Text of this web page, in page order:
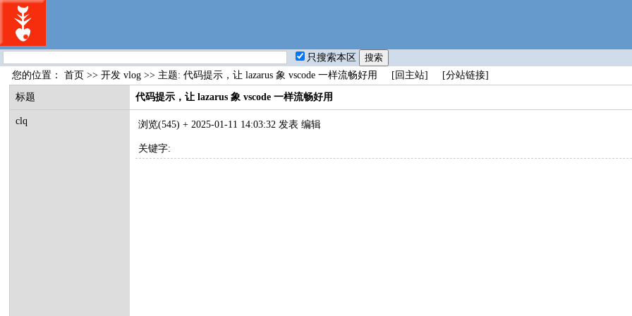
只搜索本区
您的位置：首页 >>开发 vlog >> 主题: 代码提示，让 lazarus 象 vscode 一样流畅好用 [回主站] [分站链接]
标题 代码提示，让 lazarus 象 vscode 一样流畅好用
clq 浏览(545) +2025-01-11 14:03:32 发表编辑
关键字: